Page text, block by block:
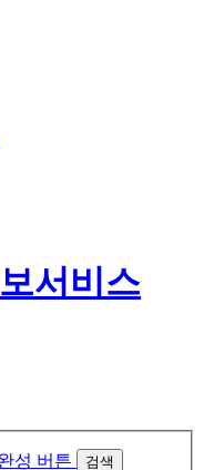
검색